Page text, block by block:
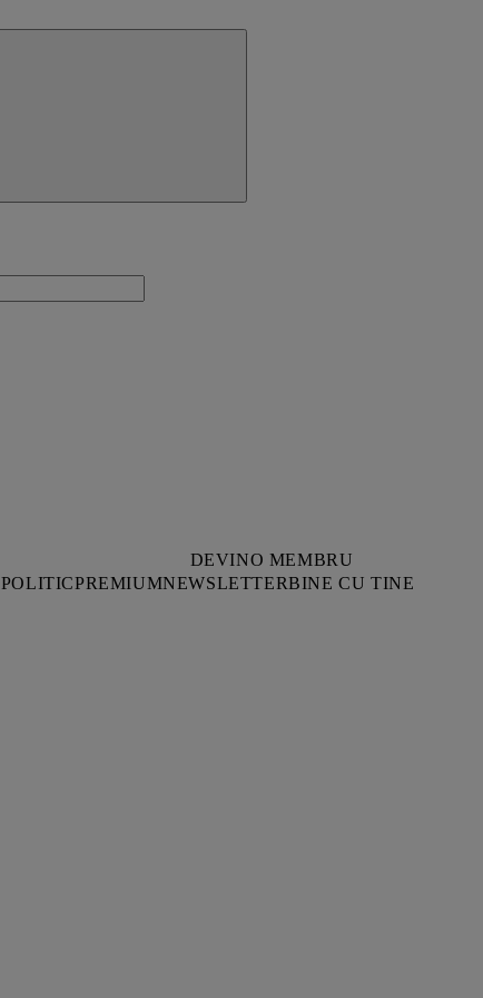
DEVINO MEMBRU
POLITICPREMIUMNEWSLETTERBINE CU TINE